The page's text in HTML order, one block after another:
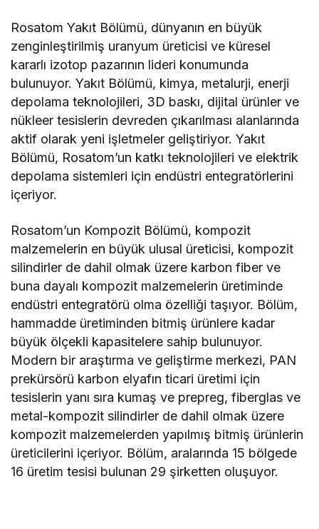
Rosatom Yakıt Bölümü, dünyanın en büyük
zenginleştirilmiş uranyum üreticisi ve küresel
kararlı izotop pazarının lideri konumunda
bulunuyor. Yakıt Bölümü, kimya, metalurji, enerji
depolama teknolojileri, 3D baskı, dijital ürünler ve
nükleer tesislerin devreden çıkarılması alanlarında
aktif olarak yeni işletmeler geliştiriyor. Yakıt
Bölümü, Rosatom’un katkı teknolojileri ve elektrik
depolama sistemleri için endüstri entegratörlerini
içeriyor.
Rosatom’un Kompozit Bölümü, kompozit
malzemelerin en büyük ulusal üreticisi, kompozit
silindirler de dahil olmak üzere karbon fiber ve
buna dayalı kompozit malzemelerin üretiminde
endüstri entegratörü olma özelliği taşıyor. Bölüm,
hammadde üretiminden bitmiş ürünlere kadar
büyük ölçekli kapasitelere sahip bulunuyor.
Modern bir araştırma ve geliştirme merkezi, PAN
prekürsörü karbon elyafın ticari üretimi için
tesislerin yanı sıra kumaş ve prepreg, fiberglas ve
metal-kompozit silindirler de dahil olmak üzere
kompozit malzemelerden yapılmış bitmiş ürünlerin
üreticilerini içeriyor. Bölüm, aralarında 15 bölgede
16 üretim tesisi bulunan 29 şirketten oluşuyor.